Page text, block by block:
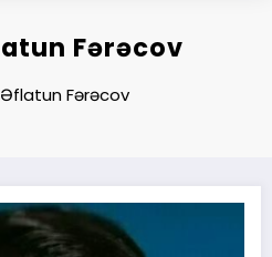
Fərəcov
Əflatun Fərəcov